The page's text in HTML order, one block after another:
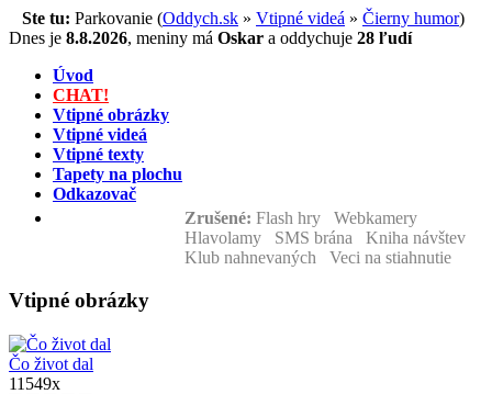
Ste tu: Parkovanie (Oddych.sk » Vtipné videá » Čierny humor)
Dnes je 8.8.2026, meniny má Oskar a oddychuje 28 ľudí
Úvod
CHAT!
Vtipné obrázky
Vtipné videá
Vtipné texty
Tapety na plochu
Odkazovač
Zrušené: Flash hry Webkamery
Hlavolamy SMS brána Kniha návštev
Klub nahnevaných Veci na stiahnutie
Vtipné obrázky
Čo život dal
11549x